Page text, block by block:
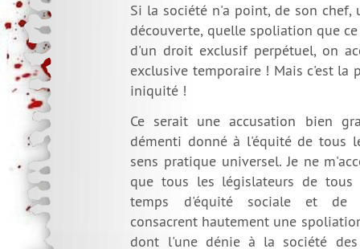
Si la société n'a point, de son
découverte, quelle spoliation que
d'un droit exclusif perpétuel, on
exclusive temporaire ! Mais c'est la
iniquité !
Ce serait une accusation bien
démenti donné à l'équité de tous
sens pratique universel. Je ne
que tous les législateurs de tous
temps d'équité sociale et de
consacrent hautement une
dont l'une dénie à la société